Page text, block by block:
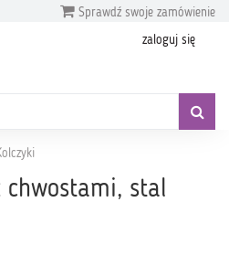
Sprawdź swoje zamówienie
zaloguj się
chwostami, stal